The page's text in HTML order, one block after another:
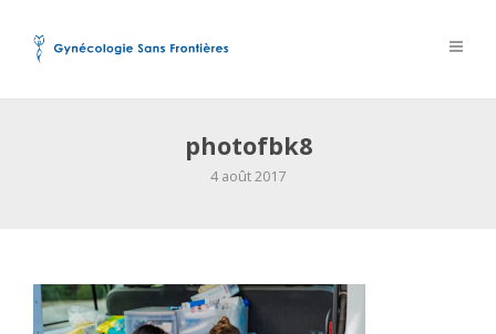
photofbk8
4 août 2017